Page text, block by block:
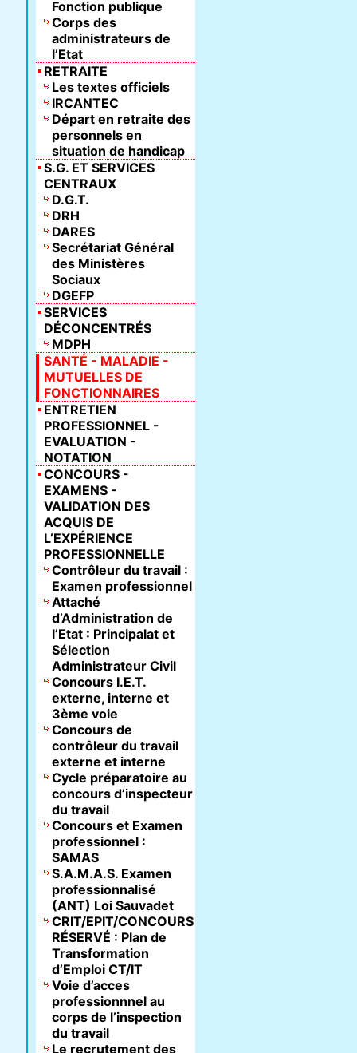
Fonction publique
Corps des
administrateurs de
l’Etat
RETRAITE
Les textes officiels
IRCANTEC
Départ en retraite des
personnels en
situation de handicap
S.G. ET SERVICES
CENTRAUX
D.G.T.
DRH
DARES
Secrétariat Général
des Ministères
Sociaux
DGEFP
SERVICES
DÉCONCENTRÉS
MDPH
SANTÉ - MALADIE -
MUTUELLES DE
FONCTIONNAIRES
ENTRETIEN
PROFESSIONNEL -
EVALUATION -
NOTATION
CONCOURS -
EXAMENS -
VALIDATION DES
ACQUIS DE
L’EXPÉRIENCE
PROFESSIONNELLE
Contrôleur du travail :
Examen professionnel
Attaché
d’Administration de
l’Etat : Principalat et
Sélection
Administrateur Civil
Concours I.E.T.
externe, interne et
3ème voie
Concours de
contrôleur du travail
externe et interne
Cycle préparatoire au
concours d’inspecteur
du travail
Concours et Examen
professionnel :
SAMAS
S.A.M.A.S. Examen
professionnalisé
(ANT) Loi Sauvadet
CRIT/EPIT/CONCOURS
RÉSERVÉ : Plan de
Transformation
d’Emploi CT/IT
Voie d’acces
professionnnel au
corps de l’inspection
du travail
Le recrutement des